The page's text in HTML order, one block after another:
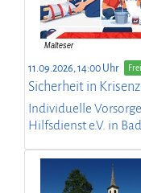
11.09.2026, 14:00 Uhr
Sicherheit in
Individuelle
Hilfsdienst e.V. in